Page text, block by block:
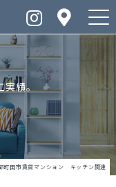
実績。
町田市賃貸マンション キッチン関連